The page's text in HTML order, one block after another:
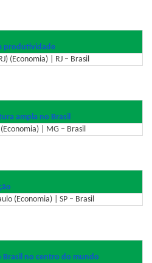
produtividade
(Economia) | RJ – Brasil
ampla no Brasil
| MG – Brasil
(Economia) | SP – Brasil
no centro do mundo